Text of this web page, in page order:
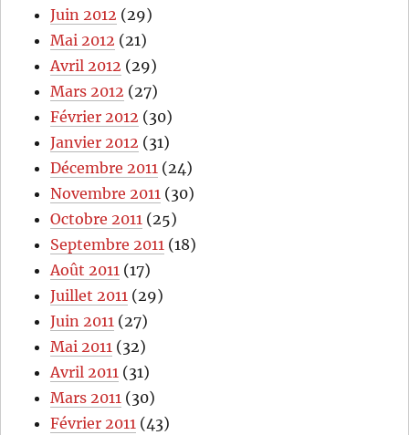
Juin 2012 (29)
Mai 2012 (21)
Avril 2012 (29)
Mars 2012 (27)
Février 2012 (30)
Janvier 2012 (31)
Décembre 2011 (24)
Novembre 2011 (30)
Octobre 2011 (25)
Septembre 2011 (18)
Août 2011 (17)
Juillet 2011 (29)
Juin 2011 (27)
Mai 2011 (32)
Avril 2011 (31)
Mars 2011 (30)
Février 2011 (43)